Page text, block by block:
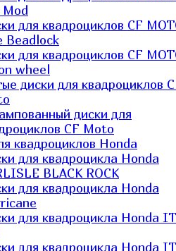
Mod
для квадроциклов CF
Beadlock
для квадроциклов CF
wheel
диски для квадроциклов
диски для
CF Moto
квадроциклов Honda
для квадроцикла Honda
BLACK ROCK
для квадроцикла Honda
для квадроцикла Honda
для квадроцикла Honda